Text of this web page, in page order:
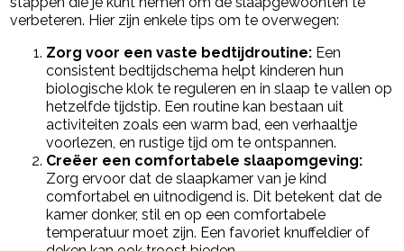
verbeteren. Hier zijn enkele tips om te overwegen:
Zorg voor een vaste bedtijdroutine: Een
consistent bedtijdschema helpt kinderen hun
biologische klok te reguleren en in slaap te vallen op
hetzelfde tijdstip. Een routine kan bestaan uit
activiteiten zoals een warm bad, een verhaaltje
voorlezen, en rustige tijd om te ontspannen.
Creëer een comfortabele slaapomgeving:
Zorg ervoor dat de slaapkamer van je kind
comfortabel en uitnodigend is. Dit betekent dat de
kamer donker, stil en op een comfortabele
temperatuur moet zijn. Een favoriet knuffeldier of